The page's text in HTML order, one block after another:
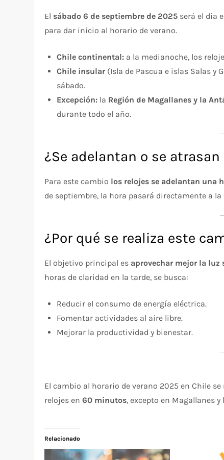
El sábado 6 de septiembre de 2025 será el día
para dar inicio al horario de verano.
Chile continental: a la medianoche, los
Chile insular(Isla de Pascua e islas Salas y
sábado.
Excepción: la Región de Magallanes y la
durante todo el año.
¿Se adelantan o se
Para este cambio los relojes se adelantan una
de septiembre, la hora pasará directamente a
¿Por qué se realiza este
El objetivo principal es aprovechar mejor la luz
horas de claridad en la tarde, se busca:
Reducir el consumo de energía eléctrica.
Fomentar actividades al aire libre.
Mejorar la productividad y bienestar.
El cambio al horario de verano 2025 en Chile se
relojes en60 minutos, excepto en Magallanes
Relacionado